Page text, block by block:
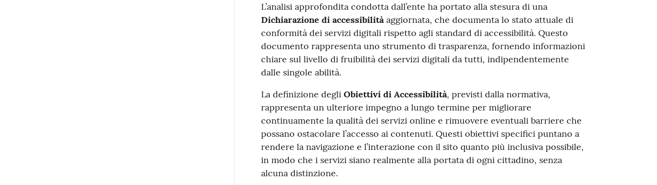
L’analisi approfondita condotta dall’ente ha portato alla stesura di una
Dichiarazione di accessibilitàaggiornata, che documenta lo stato attuale di
conformità dei servizi digitali rispetto agli standard di accessibilità. Questo
documento rappresenta uno strumento di trasparenza, fornendo informazioni
chiare sul livello di fruibilità dei servizi digitali da tutti, indipendentemente
dalle singole abilità.
La definizione degli Obiettivi di Accessibilità, previsti dalla normativa,
rappresenta un ulteriore impegno a lungo termine per migliorare
continuamente la qualità dei servizi online e rimuovere eventuali barriere che
possano ostacolare l’accesso ai contenuti. Questi obiettivi specifici puntano a
rendere la navigazione e l’interazione con il sito quanto più inclusiva possibile,
in modo che i servizi siano realmente alla portata di ogni cittadino, senza
alcuna distinzione.